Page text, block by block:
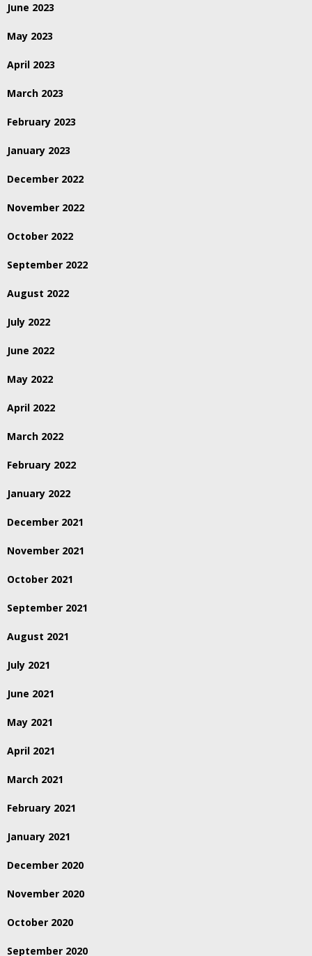
June 2023
May 2023
April 2023
March 2023
February 2023
January 2023
December 2022
November 2022
October 2022
September 2022
August 2022
July 2022
June 2022
May 2022
April 2022
March 2022
February 2022
January 2022
December 2021
November 2021
October 2021
September 2021
August 2021
July 2021
June 2021
May 2021
April 2021
March 2021
February 2021
January 2021
December 2020
November 2020
October 2020
September 2020